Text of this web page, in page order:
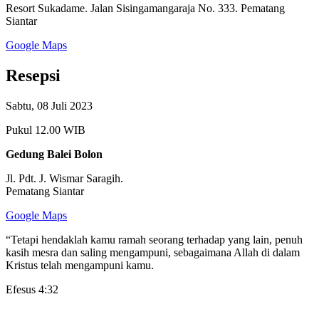
Resort Sukadame. Jalan Sisingamangaraja No. 333. Pematang
Siantar
Google Maps
Resepsi
Sabtu, 08 Juli 2023
Pukul 12.00 WIB
Gedung Balei Bolon
Jl. Pdt. J. Wismar Saragih.
Pematang Siantar
Google Maps
“Tetapi hendaklah kamu ramah seorang terhadap yang lain, penuh
kasih mesra dan saling mengampuni, sebagaimana Allah di dalam
Kristus telah mengampuni kamu.
Efesus 4:32